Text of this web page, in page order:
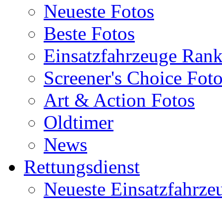
Neueste Fotos
Beste Fotos
Einsatzfahrzeuge
Screener's Choice
Art & Action Fotos
Oldtimer
News
Rettungsdienst
Neueste